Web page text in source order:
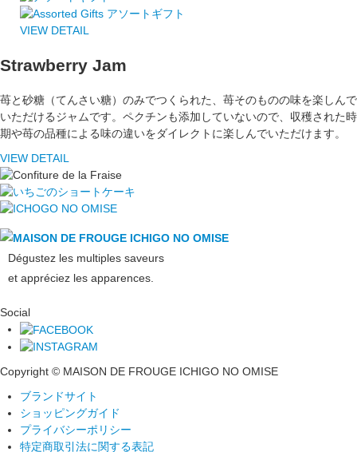
VIEW DETAIL
Strawberry Jam
苺と砂糖（てんさい糖）のみでつくられた、苺そのものの味を楽しんで
いただけるジャムです。ペクチンも添加していないので、収穫された時
期や苺の品種による味の違いをダイレクトに楽しんでいただけます。
VIEW DETAIL
Dégustez les multiples saveurs
et appréciez les apparences.
Social
Copyright © MAISON DE FROUGE ICHIGO NO OMISE
ブランドサイト
ショッピングガイド
プライバシーポリシー
特定商取引法に関する表記